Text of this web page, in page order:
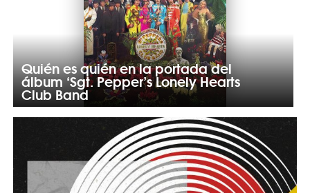
Quién es quién en la portada del
álbum ‘Sgt. Pepper’s Lonely Hearts
Club Band